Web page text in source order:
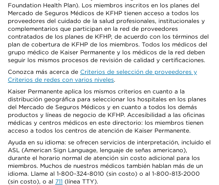
Foundation Health Plan). Los miembros inscritos en los planes del
Mercado de Seguros Médicos de KFHP tienen acceso a todos los
proveedores del cuidado de la salud profesionales, institucionales y
complementarios que participan en la red de proveedores
contratados de los planes de KFHP, de acuerdo con los términos del
plan de cobertura de KFHP de los miembros. Todos los médicos del
grupo médico de Kaiser Permanente y los médicos de la red deben
seguir los mismos procesos de revisión de calidad y certificaciones.
Conozca más acerca de Criterios de selección de proveedores y
Criterios de redes con varios niveles.
Kaiser Permanente aplica los mismos criterios en cuanto a la
distribución geográfica para seleccionar los hospitales en los planes
del Mercado de Seguros Médicos y en cuanto a todos los demás
productos y líneas de negocio de KFHP. Accesibilidad a las oficinas
médicas y centros médicos en este directorio: los miembros tienen
acceso a todos los centros de atención de Kaiser Permanente.
Ayuda en su idioma: se ofrecen servicios de interpretación, incluido el
ASL (American Sign Language, lenguaje de señas americano),
durante el horario normal de atención sin costo adicional para los
miembros. Muchos de nuestros médicos también hablan más de un
idioma. Llame al 1-800-324-8010 (sin costo) o al 1-800-813-2000
(sin costo), o al 711 (línea TTY).